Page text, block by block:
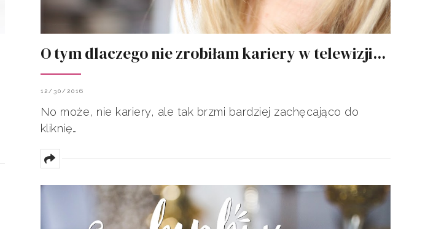
O tym dlaczego nie zrobiłam kariery w telewizji...
12/30/2016
No może, nie kariery, ale tak brzmi bardziej zachęcająco do
kliknię…